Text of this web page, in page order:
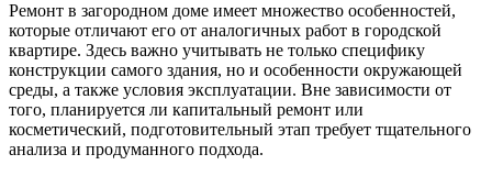
Ремонт в загородном доме имеет множество особенностей,
которые отличают его от аналогичных работ в городской
квартире. Здесь важно учитывать не только специфику
конструкции самого здания, но и особенности окружающей
среды, а также условия эксплуатации. Вне зависимости от
того, планируется ли капитальный ремонт или
косметический, подготовительный этап требует тщательного
анализа и продуманного подхода.